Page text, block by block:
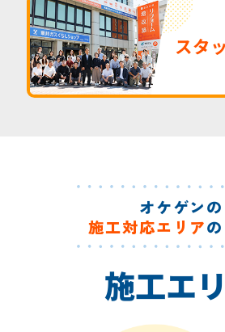
スタ
オケゲンの
施工対応エリア
施工エ